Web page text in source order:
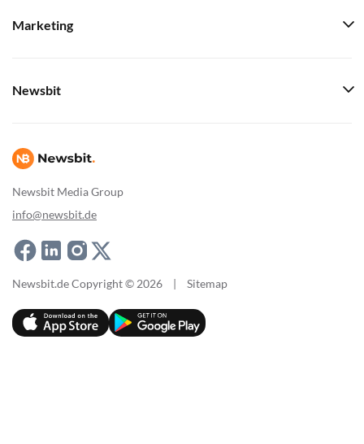
Newsbit Media Group
info@newsbit.de
Marketing
Newsbit
Newsbit.de Copyright © 2026 | Sitemap